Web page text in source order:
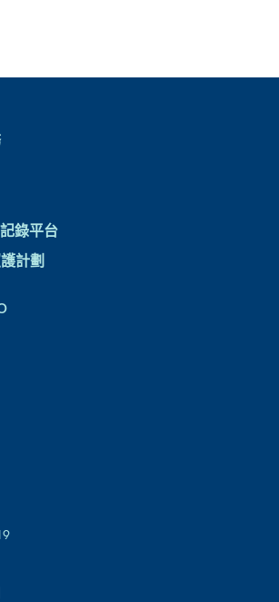
錄平台
計劃